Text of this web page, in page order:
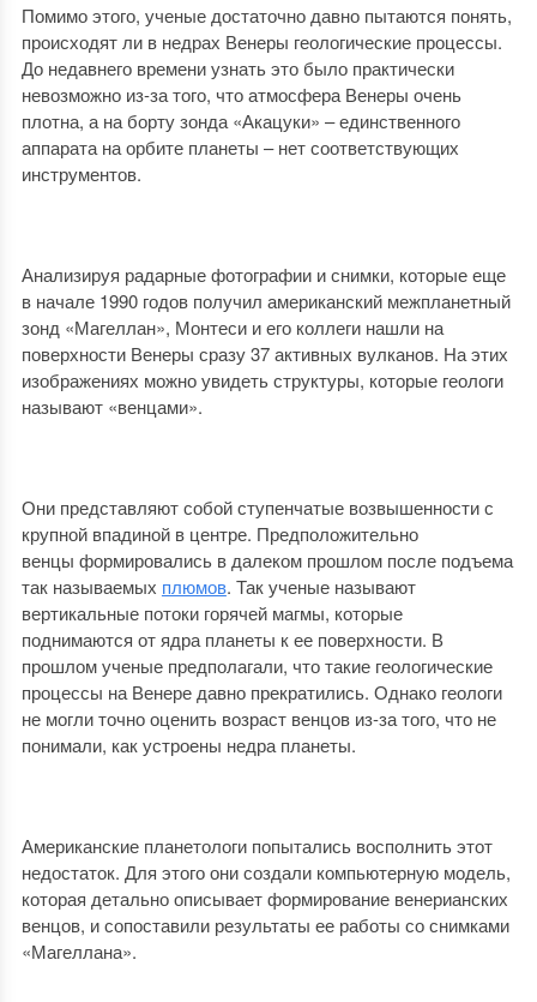
Помимо этого, ученые достаточно давно пытаются понять,
происходят ли в недрах Венеры геологические процессы.
До недавнего времени узнать это было практически
невозможно из-за того, что атмосфера Венеры очень
плотна, а на борту зонда «Акацуки» – единственного
аппарата на орбите планеты – нет соответствующих
инструментов.
Анализируя радарные фотографии и снимки, которые еще
в начале 1990 годов получил американский межпланетный
зонд «Магеллан», Монтеси и его коллеги нашли на
поверхности Венеры сразу 37 активных вулканов. На этих
изображениях можно увидеть структуры, которые геологи
называют «венцами».
Они представляют собой ступенчатые возвышенности с
крупной впадиной в центре. Предположительно
венцы формировались в далеком прошлом после подъема
так называемых плюмов. Так ученые называют
вертикальные потоки горячей магмы, которые
поднимаются от ядра планеты к ее поверхности. В
прошлом ученые предполагали, что такие геологические
процессы на Венере давно прекратились. Однако геологи
не могли точно оценить возраст венцов из-за того, что не
понимали, как устроены недра планеты.
Американские планетологи попытались восполнить этот
недостаток. Для этого они создали компьютерную модель,
которая детально описывает формирование венерианских
венцов, и сопоставили результаты ее работы со снимками
«Магеллана».